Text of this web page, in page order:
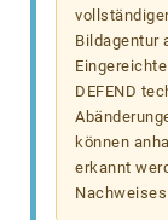
Bildagentur
DEFEND
können
erkannt